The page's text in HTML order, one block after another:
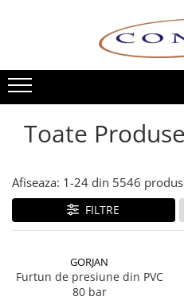
Toate Produsele
Casa si Gradina
Utilaje pentru gradina si
Atomizoare si Pulverizatoare
Fierastraie pentru busteni
Foarfeci de gradina
Masini de tuns iarba si accesorii
Motocoase si accesorii
Motocositori
Motosape si Motocultoare
Toate
Afiseaza: 1-24 din 5546
FILTRE
GORJAN
Furtun de presiune din PVC
80 bar